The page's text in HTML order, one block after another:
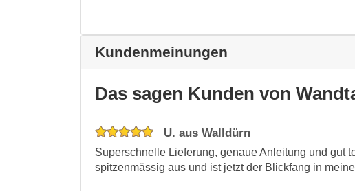
Kundenmeinungen
Das sagen Kunden von
U. aus Walldürn
Superschnelle Lieferung, genaue Anleitung und gut
spitzenmässig aus und ist jetzt der Blickfang in